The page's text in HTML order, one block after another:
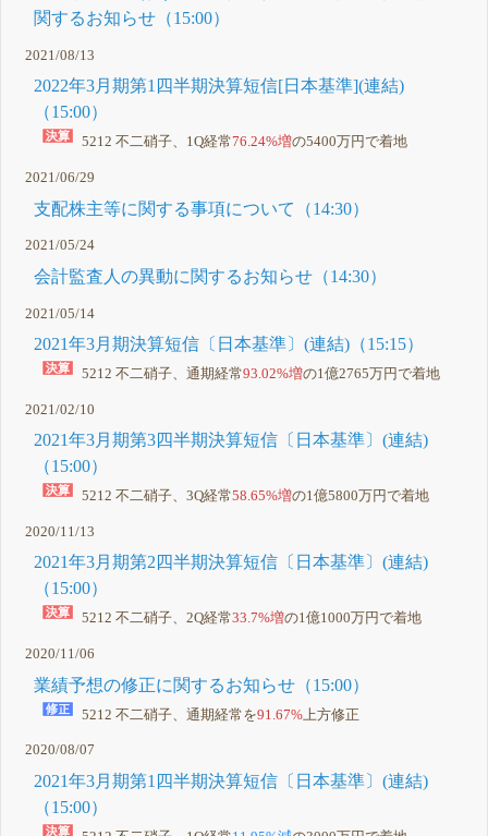
関するお知らせ（15:00）
2021/08/13
2022年3月期第1四半期決算短信[日本基準](連結)
（15:00）
5212 不二硝子、1Q経常76.24%増の5400万円で着地
2021/06/29
支配株主等に関する事項について（14:30）
2021/05/24
会計監査人の異動に関するお知らせ（14:30）
2021/05/14
2021年3月期決算短信〔日本基準〕(連結)（15:15）
5212 不二硝子、通期経常93.02%増の1億2765万円で着地
2021/02/10
2021年3月期第3四半期決算短信〔日本基準〕(連結)
（15:00）
5212 不二硝子、3Q経常58.65%増の1億5800万円で着地
2020/11/13
2021年3月期第2四半期決算短信〔日本基準〕(連結)
（15:00）
5212 不二硝子、2Q経常33.7%増の1億1000万円で着地
2020/11/06
業績予想の修正に関するお知らせ（15:00）
5212 不二硝子、通期経常を91.67% 上方修正
2020/08/07
2021年3月期第1四半期決算短信〔日本基準〕(連結)
（15:00）